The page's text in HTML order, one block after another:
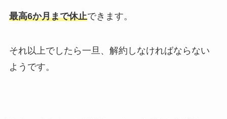
最高6か月まで休止できます。
それ以上でしたら一旦、解約しなければならない
ようです。